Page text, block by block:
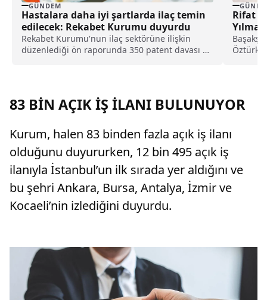
GÜNDEM
Hastalara daha iyi şartlarda ilaç temin
edilecek: Rekabet Kurumu duyurdu
Rekabet Kurumu'nun ilaç sektörüne ilişkin
düzenlediği ön raporunda 350 patent davası ve
Rifat
83 BİN AÇIK İŞ İLANI BULUNUYOR
Kurum, halen 83 binden fazla açık iş ilanı
olduğunu duyururken, 12 bin 495 açık iş
ilanıyla İstanbul’un ilk sırada yer aldığını ve
bu şehri Ankara, Bursa, Antalya, İzmir ve
Kocaeli’nin izlediğini duyurdu.